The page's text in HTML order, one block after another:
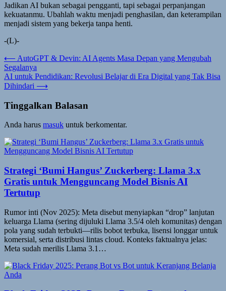
Jadikan AI bukan sebagai pengganti, tapi sebagai perpanjangan
kekuatanmu. Ubahlah waktu menjadi penghasilan, dan keterampilan
menjadi sistem yang bekerja tanpa henti.
-(L)-
Navigasi
pos
⟵ AutoGPT & Devin: AI Agents Masa Depan yang Mengubah
Segalanya
AI untuk Pendidikan: Revolusi Belajar di Era Digital yang Tak Bisa
Dihindari ⟶
Tinggalkan Balasan
Anda harus masuk untuk berkomentar.
Strategi ‘Bumi Hangus’ Zuckerberg: Llama 3.x
Gratis untuk Mengguncang Model Bisnis AI
Tertutup
Rumor inti (Nov 2025): Meta disebut menyiapkan “drop” lanjutan
keluarga Llama (sering dijuluki Llama 3.5/4 oleh komunitas) dengan
pola yang sudah terbukti—rilis bobot terbuka, lisensi longgar untuk
komersial, serta distribusi lintas cloud. Konteks faktualnya jelas:
Meta sudah merilis Llama 3.1…